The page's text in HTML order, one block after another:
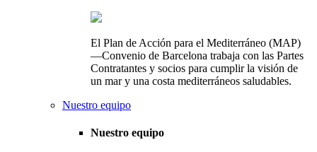
El Plan de Acción para el Mediterráneo (MAP)
—Convenio de Barcelona trabaja con las Partes
Contratantes y socios para cumplir la visión de
un mar y una costa mediterráneos saludables.
Nuestro equipo
Nuestro equipo